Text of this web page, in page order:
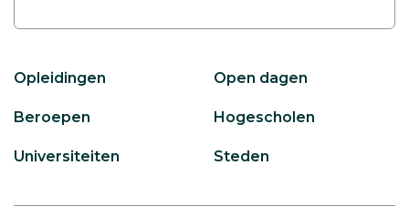
Opleidingen Open dagen
Beroepen Hogescholen
Universiteiten Steden